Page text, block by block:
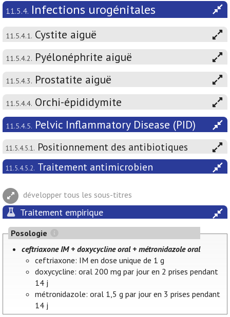
11.5.4. Infections urogénitales
11.5.4.1. Cystite aiguë
11.5.4.2. Pyélonéphrite aiguë
11.5.4.3. Prostatite aiguë
11.5.4.4. Orchi-épididymite
11.5.4.5. Pelvic Inflammatory Disease (PID)
11.5.4.5.1. Positionnement des antibiotiques
11.5.4.5.2. Traitement antimicrobien
développer tous les sous-titres
Traitement empirique
Posologie
ceftriaxone IM + doxycycline oral + métronidazole oral
ceftriaxone: IM en dose unique de 1 g
doxycycline: oral 200 mg par jour en 2 prises pendant
14 j
métronidazole: oral 1,5 g par jour en 3 prises pendant
14 j